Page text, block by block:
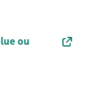
ou